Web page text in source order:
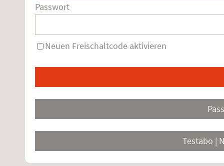
Passwort
Neuen Freischaltcode aktivieren
Testabo |